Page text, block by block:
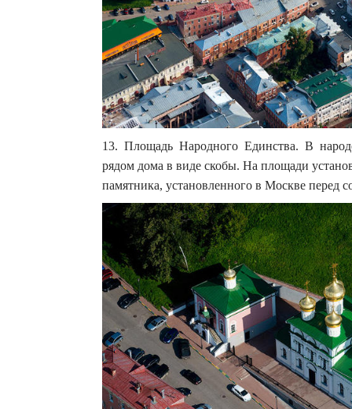
13. Площадь Народного Единства. В
рядом дома в виде скобы. На площади
памятника, установленного в Москве перед